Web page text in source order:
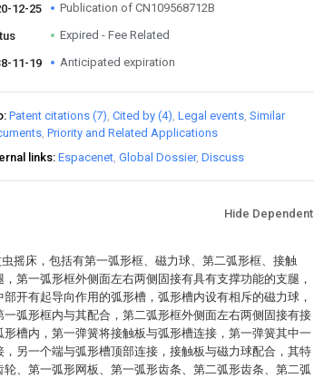
12-25 Publication of CN109568712B
Expired - Fee Related
11-19 Anticipated expiration
Patent citations (7) Cited by (4) Legal events Similar
Priority and Related Applications
links Espacenet Global Dossier Discuss
Hide Dependent
摇床，包括有第一弧形框、磁力球、第二弧形框、接触
第一弧形框外侧面左右两侧固接有具有支撑功能的支腿，
开有起导向作用的弧形槽，弧形槽内设有相斥的磁力球，
一弧形框内与其配合，第二弧形框外侧面左右两侧固接有接
槽内，第一弹簧将接触板与弧形槽连接，第一弹簧其中一
，另一个端与弧形槽顶部连接，接触板与磁力球配合，其特
、第一弧形网板、第一弧形齿条、第二弧形齿条、第二弧